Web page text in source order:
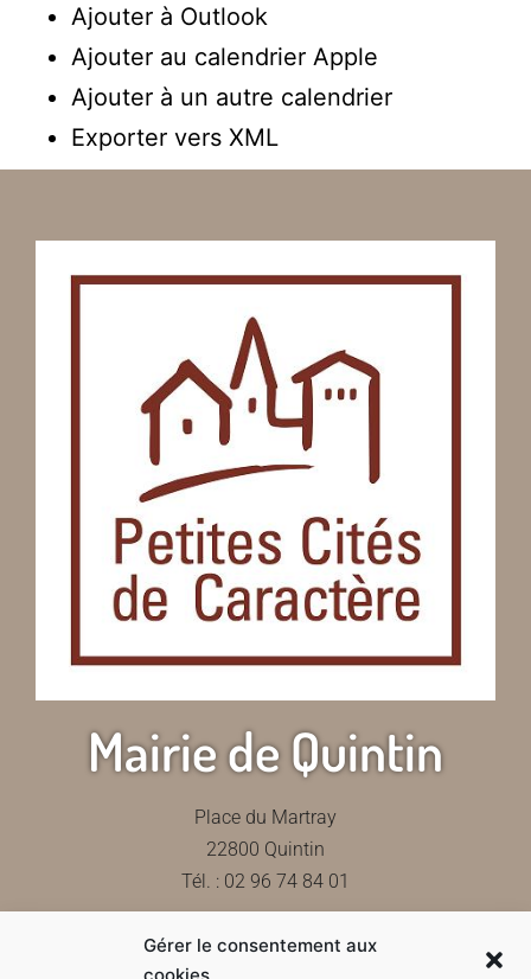
Gérer le consentement aux
Ajouter à Outlook
Ajouter au calendrier Apple
Ajouter à un autre calendrier
Exporter vers XML
Mairie de Quintin
Place du Martray
22800 Quintin
Tél. : 02 96 74 84 01
Contactez-nous